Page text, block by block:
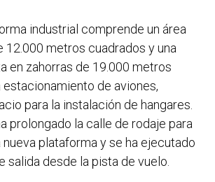
industrial comprende un área
12.000 metros cuadrados y una
en zahorras de 19.000 metros
estacionamiento de aviones,
para la instalación de hangares.
prolongado la calle de rodaje para
plataforma y se ha ejecutado
salida desde la pista de vuelo.